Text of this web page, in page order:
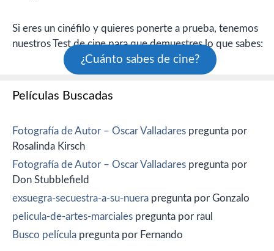
Si eres un cinéfilo y quieres ponerte a prueba, tenemos
nuestros Test de cine para que demuestres lo que sabes:
¿Cuánto sabes de cine?
Películas Buscadas
Fotografía de Autor – Oscar Valladares pregunta por
Rosalinda Kirsch
Fotografía de Autor – Oscar Valladares pregunta por
Don Stubblefield
exsuegra-secuestra-a-su-nuera pregunta por Gonzalo
pelicula-de-artes-marciales pregunta por raul
Busco película pregunta por Fernando